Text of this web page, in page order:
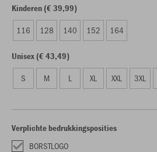
Kinderen (€ 39,99)
116 128 140 152 164
Unisex (€ 43,49)
S M L XL XXL 3XL
Verplichte bedrukkingsposities
BORSTLOGO